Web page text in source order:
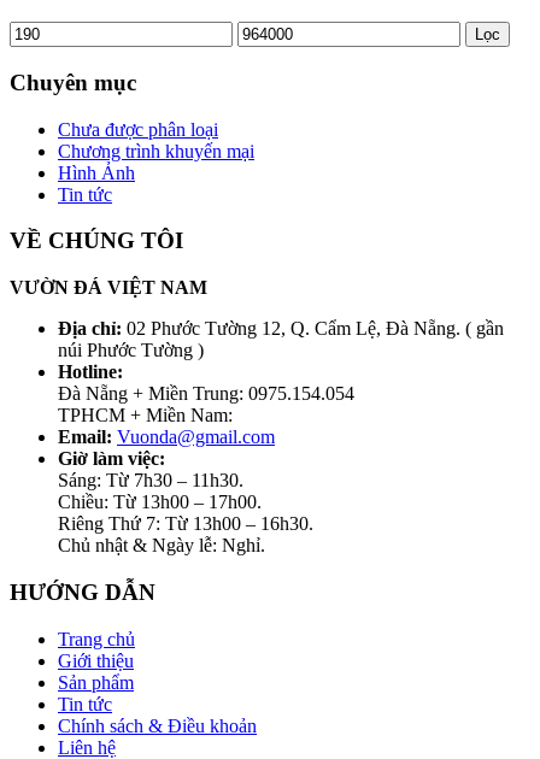
Lọc
Chuyên mục
Chưa được phân loại
Chương trình khuyến mại
Hình Ảnh
Tin tức
VỀ CHÚNG TÔI
VƯỜN ĐÁ VIỆT NAM
Địa chỉ: 02 Phước Tường 12, Q. Cẩm Lệ, Đà Nẵng. ( gần
núi Phước Tường )
Hotline:
Đà Nẵng + Miền Trung: 0975.154.054
TPHCM + Miền Nam:
Email: Vuonda@gmail.com
Giờ làm việc:
Sáng: Từ 7h30 – 11h30.
Chiều: Từ 13h00 – 17h00.
Riêng Thứ 7: Từ 13h00 – 16h30.
Chủ nhật & Ngày lễ: Nghỉ.
HƯỚNG DẪN
Trang chủ
Giới thiệu
Sản phẩm
Tin tức
Chính sách & Điều khoản
Liên hệ